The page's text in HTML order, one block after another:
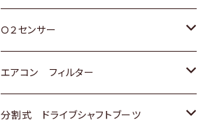
スバル
三菱
スバル
ダイハツ
マツダ
三菱
ダイハツ
三菱
スバル
ホンダ
スズキ
日産
Ｏ２センサー
トヨタ
ホンダ
エアコン フィルター
トヨタ
分割式 ドライブシャフトブーツ